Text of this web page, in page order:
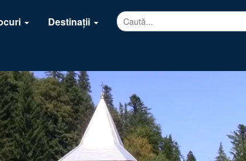
Destinații